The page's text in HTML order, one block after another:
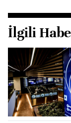
İlgili